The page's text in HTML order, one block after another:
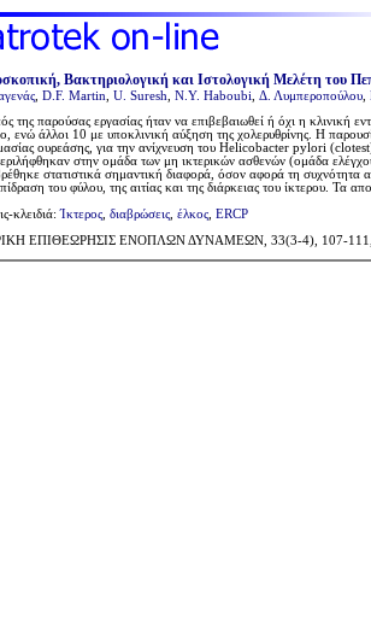
Βακτηριολογική και Ιστολογική Μελέτη του
D.F. Martin U. Suresh N.Y. Haboubi Δ. Λυμπεροπούλου
της παρούσας εργασίας ήταν να επιβεβαιωθεί ή όχι η κλινική
ενώ άλλοι 10 με υποκλινική αύξηση της χολερυθρίνης. Η
ουρεάσης, για την ανίχνευση του Helicobacter pylori
στην ομάδα των μη ικτερικών ασθενών (ομάδα
στατιστικά σημαντική διαφορά, όσον αφορά τη
του φύλου, της αιτίας και της διάρκειας του ίκτερου.
κλειδιά:Ίκτερος διαβρώσεις έλκος ERCP
ΕΠΙΘΕΩΡΗΣΙΣ ΕΝΟΠΛΩΝ ΔΥΝΑΜΕΩΝ, 33(3-4), 107-111,